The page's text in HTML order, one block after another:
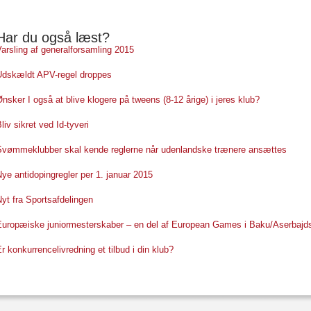
du også læst?
af generalforsamling 2015
APV-regel droppes
I også at blive klogere på tweens (8-12 årige) i jeres klub?
sikret ved Id-tyveri
skal kende reglerne når udenlandske trænere ansættes
antidopingregler per 1. januar 2015
fra Sportsafdelingen
juniormesterskaber – en del af European Games i Baku/
konkurrencelivredning et tilbud i din klub?